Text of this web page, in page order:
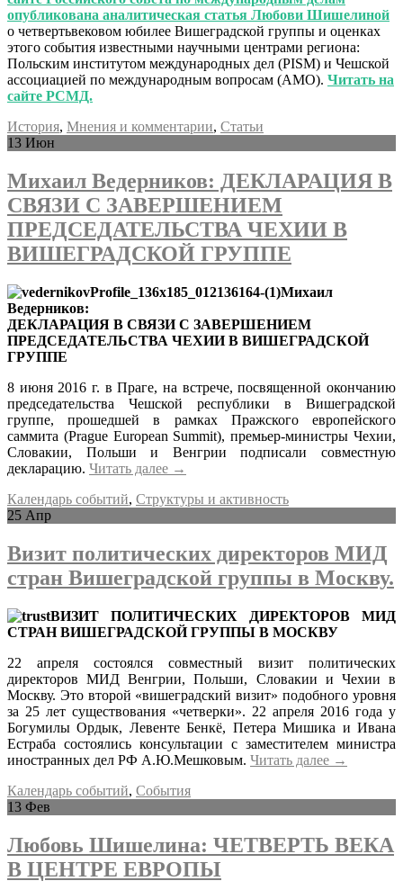
опубликована аналитическая статья Любови Шишелиной
о четвертьвековом юбилее Вишеградской группы и оценках
этого события известными научными центрами региона:
Польским институтом международных дел (PISM) и Чешской
ассоциацией по международным вопросам (AMO). Читать на
сайте РСМД.
История, Мнения и комментарии, Статьи
13 Июн
Михаил Ведерников: ДЕКЛАРАЦИЯ В
СВЯЗИ С ЗАВЕРШЕНИЕМ
ПРЕДСЕДАТЕЛЬСТВА ЧЕХИИ В
ВИШЕГРАДСКОЙ ГРУППЕ
Михаил
Ведерников:
ДЕКЛАРАЦИЯ В СВЯЗИ С ЗАВЕРШЕНИЕМ
ПРЕДСЕДАТЕЛЬСТВА ЧЕХИИ В ВИШЕГРАДСКОЙ
ГРУППЕ
8 июня 2016 г. в Праге, на встрече, посвященной окончанию
председательства Чешской республики в Вишеградской
группе, прошедшей в рамках Пражского европейского
саммита (Prague European Summit), премьер-министры Чехии,
Словакии, Польши и Венгрии подписали совместную
декларацию. Читать далее →
Календарь событий, Структуры и активность
25 Апр
Визит политических директоров МИД
стран Вишеградской группы в Москву.
ВИЗИТ ПОЛИТИЧЕСКИХ ДИРЕКТОРОВ МИД
СТРАН ВИШЕГРАДСКОЙ ГРУППЫ В МОСКВУ
22 апреля состоялся совместный визит политических
директоров МИД Венгрии, Польши, Словакии и Чехии в
Москву. Это второй «вишеградский визит» подобного уровня
за 25 лет существования «четверки». 22 апреля 2016 года у
Богумилы Ордык, Левенте Бенкё, Петера Мишика и Ивана
Естраба состоялись консультации с заместителем министра
иностранных дел РФ А.Ю.Мешковым. Читать далее →
Календарь событий, События
13 Фев
Любовь Шишелина: ЧЕТВЕРТЬ ВЕКА
В ЦЕНТРЕ ЕВРОПЫ